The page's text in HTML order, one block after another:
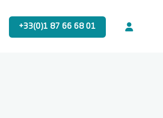
+33(0)1 87 66 68 01